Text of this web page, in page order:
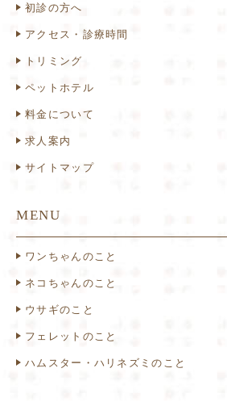
初診の方へ
アクセス・診療時間
トリミング
ペットホテル
料金について
求人案内
サイトマップ
MENU
ワンちゃんのこと
ネコちゃんのこと
ウサギのこと
フェレットのこと
ハムスター・ハリネズミのこと